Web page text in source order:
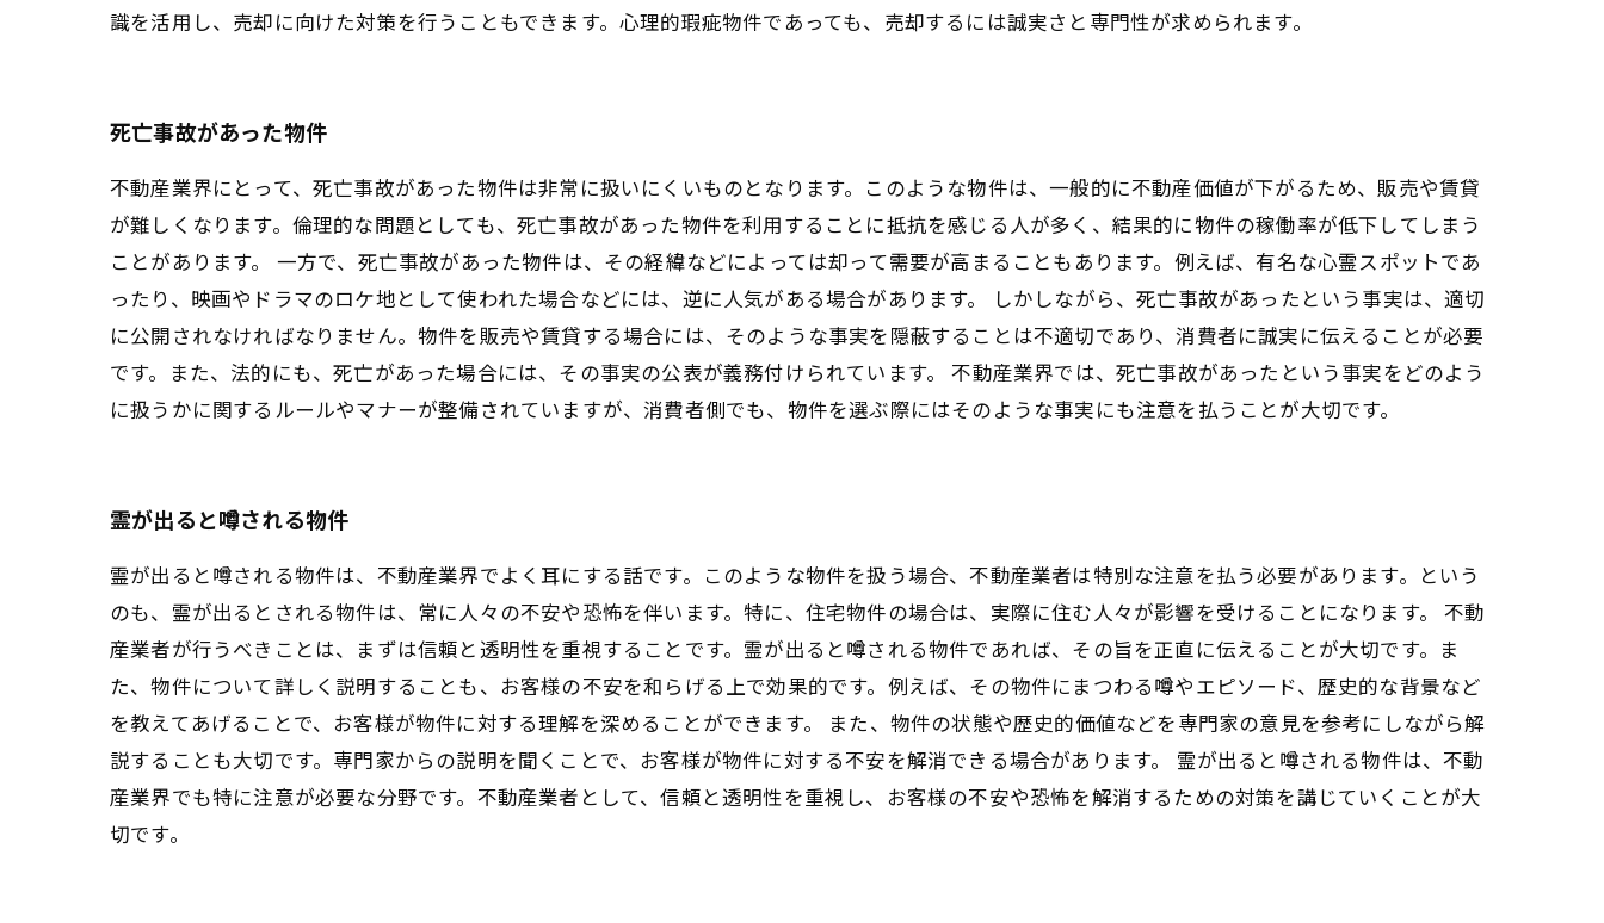
識を活用し、売却に向けた対策を行うこともできます。心理的瑕疵物件であっても、売却するには誠実さと専門性が求められます。
死亡事故があった物件
不動産業界にとって、死亡事故があった物件は非常に扱いにくいものとなります。このような物件は、一般的に不動産価値が下がるため、販売や賃貸
が難しくなります。倫理的な問題としても、死亡事故があった物件を利用することに抵抗を感じる人が多く、結果的に物件の稼働率が低下してしまう
ことがあります。 一方で、死亡事故があった物件は、その経緯などによっては却って需要が高まることもあります。例えば、有名な心霊スポットであ
ったり、映画やドラマのロケ地として使われた場合などには、逆に人気がある場合があります。 しかしながら、死亡事故があったという事実は、適切
に公開されなければなりません。物件を販売や賃貸する場合には、そのような事実を隠蔽することは不適切であり、消費者に誠実に伝えることが必要
です。また、法的にも、死亡があった場合には、その事実の公表が義務付けられています。 不動産業界では、死亡事故があったという事実をどのよう
に扱うかに関するルールやマナーが整備されていますが、消費者側でも、物件を選ぶ際にはそのような事実にも注意を払うことが大切です。
霊が出ると噂される物件
霊が出ると噂される物件は、不動産業界でよく耳にする話です。このような物件を扱う場合、不動産業者は特別な注意を払う必要があります。という
のも、霊が出るとされる物件は、常に人々の不安や恐怖を伴います。特に、住宅物件の場合は、実際に住む人々が影響を受けることになります。 不動
産業者が行うべきことは、まずは信頼と透明性を重視することです。霊が出ると噂される物件であれば、その旨を正直に伝えることが大切です。ま
た、物件について詳しく説明することも、お客様の不安を和らげる上で効果的です。例えば、その物件にまつわる噂やエピソード、歴史的な背景など
を教えてあげることで、お客様が物件に対する理解を深めることができます。 また、物件の状態や歴史的価値などを専門家の意見を参考にしながら解
説することも大切です。専門家からの説明を聞くことで、お客様が物件に対する不安を解消できる場合があります。 霊が出ると噂される物件は、不動
産業界でも特に注意が必要な分野です。不動産業者として、信頼と透明性を重視し、お客様の不安や恐怖を解消するための対策を講じていくことが大
切です。